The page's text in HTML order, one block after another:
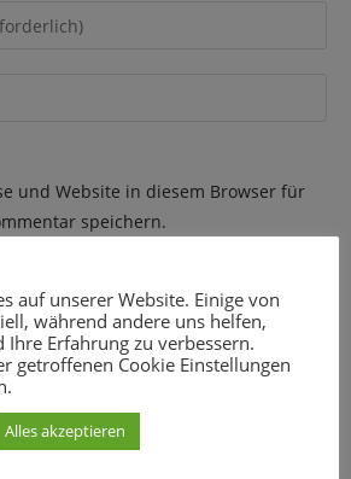
und Website in diesem Browser für
speichern.
auf unserer Website. Einige von
während andere uns helfen,
Ihre Erfahrung zu verbessern.
getroffenen Cookie Einstellungen
Alles akzeptieren